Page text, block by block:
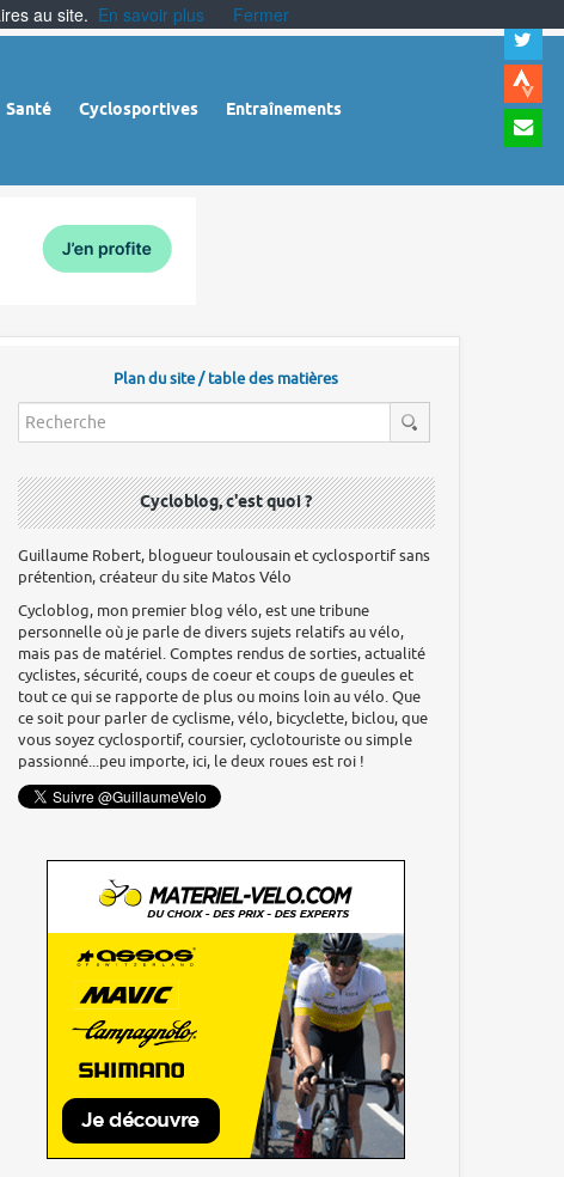
Santé Cyclosportives Entraînements
à
Plan du site / table des matières
Cycloblog, c'est quoi ?
Guillaume Robert, blogueur toulousain et cyclosportif sans
prétention, créateur du site Matos Vélo
Cycloblog, mon premier blog vélo, est une tribune
personnelle où je parle de divers sujets relatifs au vélo,
mais pas de matériel. Comptes rendus de sorties, actualité
cyclistes, sécurité, coups de coeur et coups de gueules et
tout ce qui se rapporte de plus ou moins loin au vélo. Que
ce soit pour parler de cyclisme, vélo, bicyclette, biclou, que
vous soyez cyclosportif, coursier, cyclotouriste ou simple
passionné...peu importe, ici, le deux roues est roi !
au site. En savoir plus Fermer